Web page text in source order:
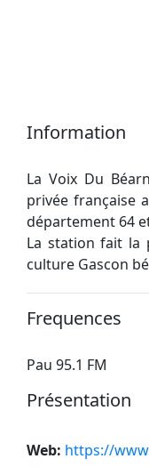
Information
La Voix Du
privée française
département 64
La station fait la
culture Gascon
Frequences
Pau 95.1 FM
Présentation
Web: https://